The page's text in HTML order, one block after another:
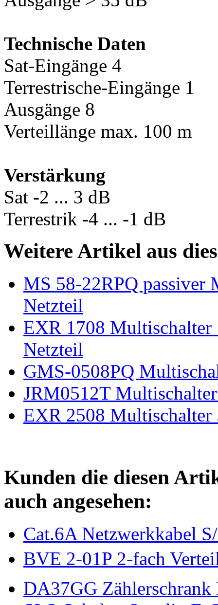
Technische Daten
Sat-Eingänge 4
Terrestrische-Eingänge 1
Ausgänge 8
Verteillänge max. 100 m
Verstärkung
Sat -2 ... 3 dB
Terrestrik -4 ... -1 dB
Weitere Artikel aus
MS 58-22RPQ passiver
Netzteil
EXR 1708 Multischalter
Netzteil
GMS-0508PQ
JRM0512T
EXR 2508 Multischalter
Kunden die diesen
auch angesehen:
Cat.6A Netzwerkkabel
BVE 2-01P 2-fach
DA37GG